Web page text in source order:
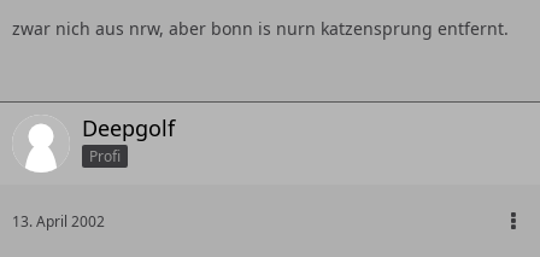
zwar nich aus nrw, aber bonn is nurn katzensprung entfernt.
Deepgolf
Profi
13. April 2002